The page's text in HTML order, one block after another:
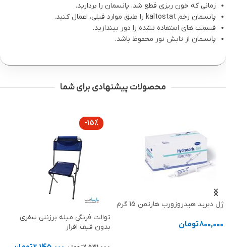
زمانی که خون ریزی قطع شد، پانسمان را بردارید.
پانسمان زخم kaltostat را طبق موارد قبلی، اعمال کنید.
قسمت های استفاده نشده را دور بیندازید.
پانسمان از تابش نور محفوظ باشد.
محصولات پیشنهادی برای شما
ژل دبرید هیدروزورب هارتمن 15 گرم
800,000تومان
-15%
توالت فرنگی مبله برزنتی سفری
بدون قیف افراز